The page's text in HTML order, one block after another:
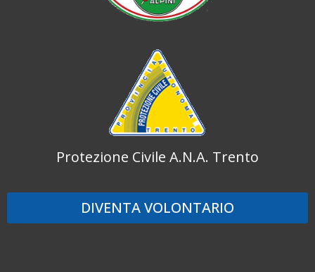
Protezione Civile A.N.A. Trento
DIVENTA VOLONTARIO